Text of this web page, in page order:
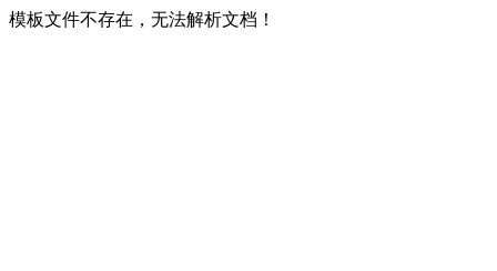
模板文件不存在，无法解析文档！